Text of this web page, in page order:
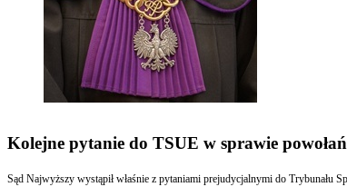
Kolejne pytanie do TSUE w sprawie
Sąd Najwyższy wystąpił właśnie z pytaniami prejudycjalnymi do Trybunału